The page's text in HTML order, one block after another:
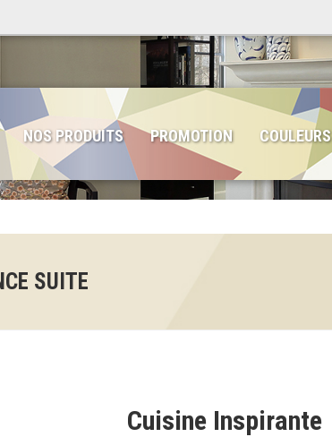
NOS PRODUITS PROMOTION COULEURS
SUITE
Cuisine Inspirante